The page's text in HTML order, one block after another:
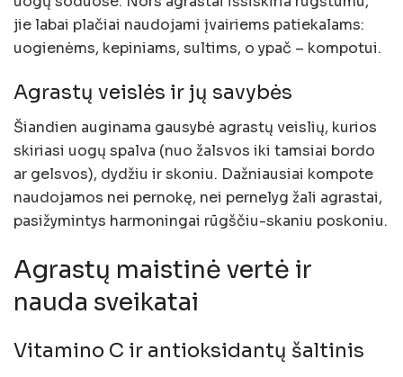
jie labai plačiai naudojami įvairiems patiekalams:
uogienėms, kepiniams, sultims, o ypač – kompotui.
Agrastų veislės ir jų savybės
Šiandien auginama gausybė agrastų veislių, kurios
skiriasi uogų spalva (nuo žalsvos iki tamsiai bordo
ar gelsvos), dydžiu ir skoniu. Dažniausiai kompote
naudojamos nei pernokę, nei pernelyg žali agrastai,
pasižymintys harmoningai rūgščiu-skaniu poskoniu.
Agrastų maistinė vertė ir
nauda sveikatai
Vitamino C ir antioksidantų šaltinis